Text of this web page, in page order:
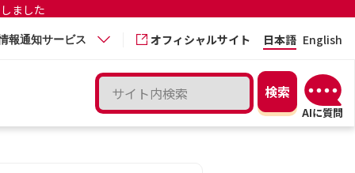
ました
報通知サービス オフィシャルサイト 日本語 English